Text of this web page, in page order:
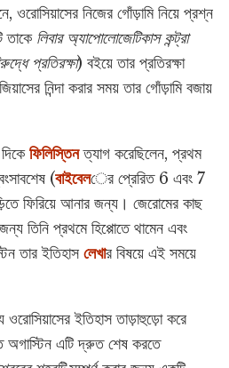
ওরোসিয়াসের নিজের গোঁড়ামি নিয়ে প্রশ্ন
তাকে লিবার অ্যাপোলোজেটিকাস কন্ট্রা
প্রতিরক্ষা) বইয়ে তার প্রতিরক্ষা
নিন্দা করার সময় তার গোঁড়ামি বজায়
ফিলিস্তিনত্যাগ করেছিলেন, প্রথম
(বাইবেলের প্রেরিত 6 এবং 7
ফিরিয়ে আনার জন্য। জেরোমের কাছ
তিনি প্রথমে হিপ্পোতে থামেন এবং
তার ইতিহাসলেখার বিষয়ে এই সময়ে
ইতিহাস তাড়াহুড়ো করে
অগাস্টিন এটি দ্রুত শেষ করতে